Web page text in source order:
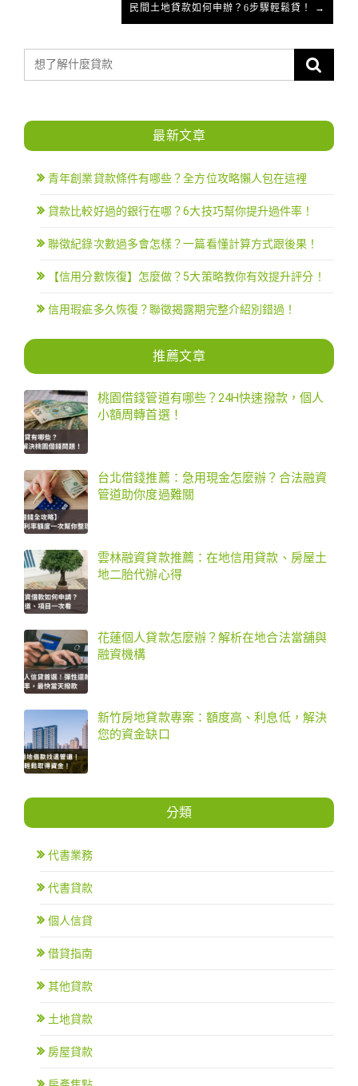
民間土地貸款如何申辦？6步驟輕鬆貸！ →
最新文章
青年創業貸款條件有哪些？全方位攻略懶人包在這裡
貸款比較好過的銀行在哪？6大技巧幫你提升過件率！
聯徵紀錄次數過多會怎樣？一篇看懂計算方式跟後果！
【信用分數恢復】怎麼做？5大策略教你有效提升評分！
信用瑕疵多久恢復？聯徵揭露期完整介紹別錯過！
推薦文章
桃園借錢管道有哪些？24H快速撥款，個人
小額周轉首選！
台北借錢推薦：急用現金怎麼辦？合法融資
管道助你度過難關
雲林融資貸款推薦：在地信用貸款、房屋土
地二胎代辦心得
花蓮個人貸款怎麼辦？解析在地合法當舖與
融資機構
新竹房地貸款專案：額度高、利息低，解決
您的資金缺口
分類
代書業務
代書貸款
個人信貸
借貸指南
其他貸款
土地貸款
房屋貸款